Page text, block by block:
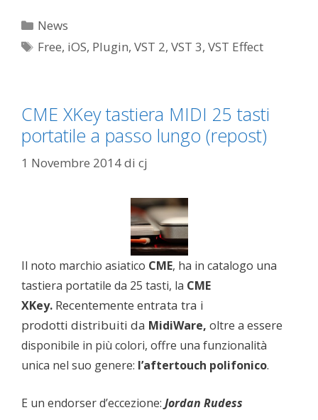
Categorie
News
Tag
Free, iOS, Plugin,VST 2,VST 3,VST Effect
CME XKey tastiera MIDI 25 tasti
portatile a passo lungo (repost)
1 Novembre 2014di cj
Il noto marchio asiatico CME, ha in catalogo una
tastiera portatile da 25 tasti, la CME
XKey. Recentemente entrata tra i
prodotti distribuiti da MidiWare, oltre a essere
disponibile in più colori, offre una funzionalità
unica nel suo genere: l’aftertouch polifonico.
E un endorser d’eccezione: Jordan Rudess